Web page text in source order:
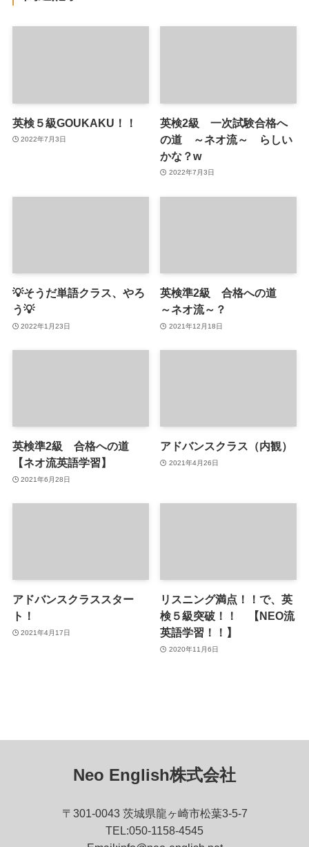
英検５級GOUKAKU！！
2022年7月3日
英検2級 一次試験合格へ
の道 ～ネオ流～ らしい
かな？w
2022年7月3日
💡そうだ単語クラス、やろ
う💡
2022年1月23日
英検準2級 合格への道
～ネオ流～？
2021年12月18日
英検準2級 合格への道
【ネオ流英語学習】
2021年6月28日
アドバンスクラス（内観）
2021年4月26日
アドバンスクラススター
ト！
2021年4月17日
リスニング満点！！で、英
検５級突破！！ 【NEO流
英語学習！！】
2020年11月6日
Neo English株式会社
〒301-0043 茨城県龍ヶ崎市松葉3-5-7
TEL:050-1158-4545